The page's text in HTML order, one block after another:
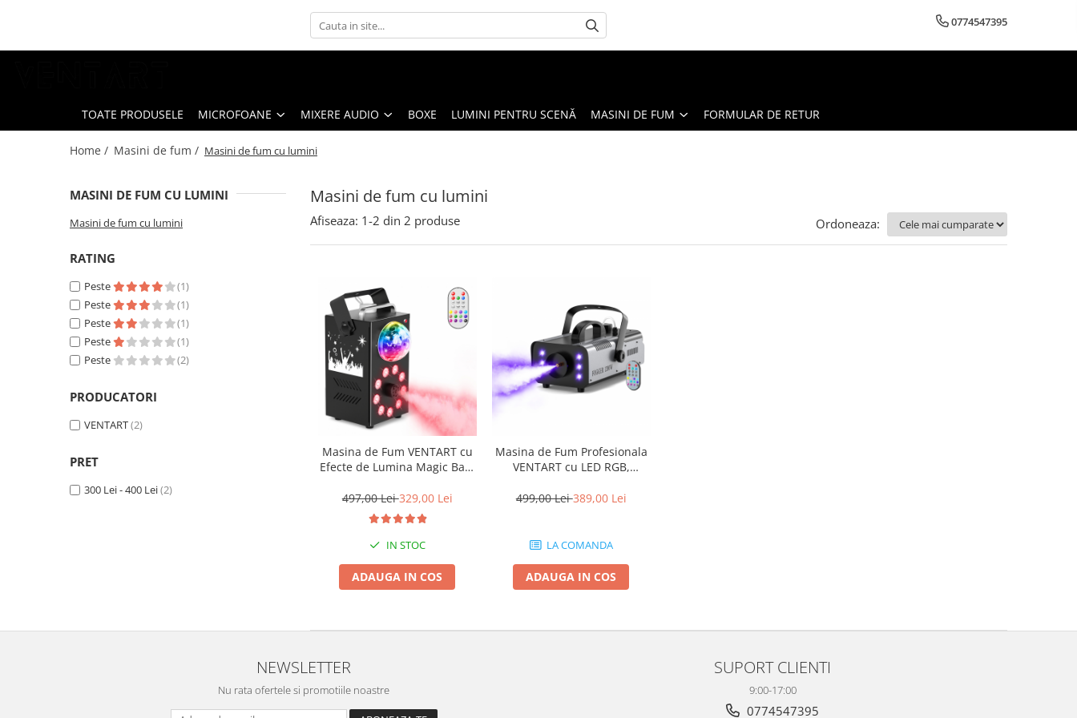
Microfoane
Mixere Audio
Neamplificate
Masini de fum
0774547395
TOATE PRODUSELE MICROFOANE MIXERE AUDIO BOXE LUMINI PENTRU SCENĂ MASINI DE FUM FORMULAR DE RETUR
Home / Masini de fum / Masini de fum cu lumini
Masini de fum cu lumini
MASINI DE FUM CU LUMINI
Masini de fum cu lumini
RATING
Peste
(1)
Peste
(1)
Peste
(1)
Peste
(1)
Peste
(2)
PRODUCATORI
VENTART(2)
PRET
300 Lei - 400 Lei(2)
Afiseaza: 1-2 din 2 produse Ordoneaza:
Masina de Fum VENTART cu
Efecte de Lumina Magic Ball,
700W, 9 LED-uri, pentru
Petreceri, Evenimente,
Scene, Neagra
497,00 Lei329,00 Lei
IN STOC
ADAUGA IN COS
Masina de Fum Profesionala
VENTART cu LED RGB,
Telecomanda, Rezervor 1L,
499,00 Lei389,00 Lei
LA COMANDA
ADAUGA IN COS
NEWSLETTER
Nu rata ofertele si promotiile noastre
SUPORT CLIENTI
9:00-17:00
0774547395